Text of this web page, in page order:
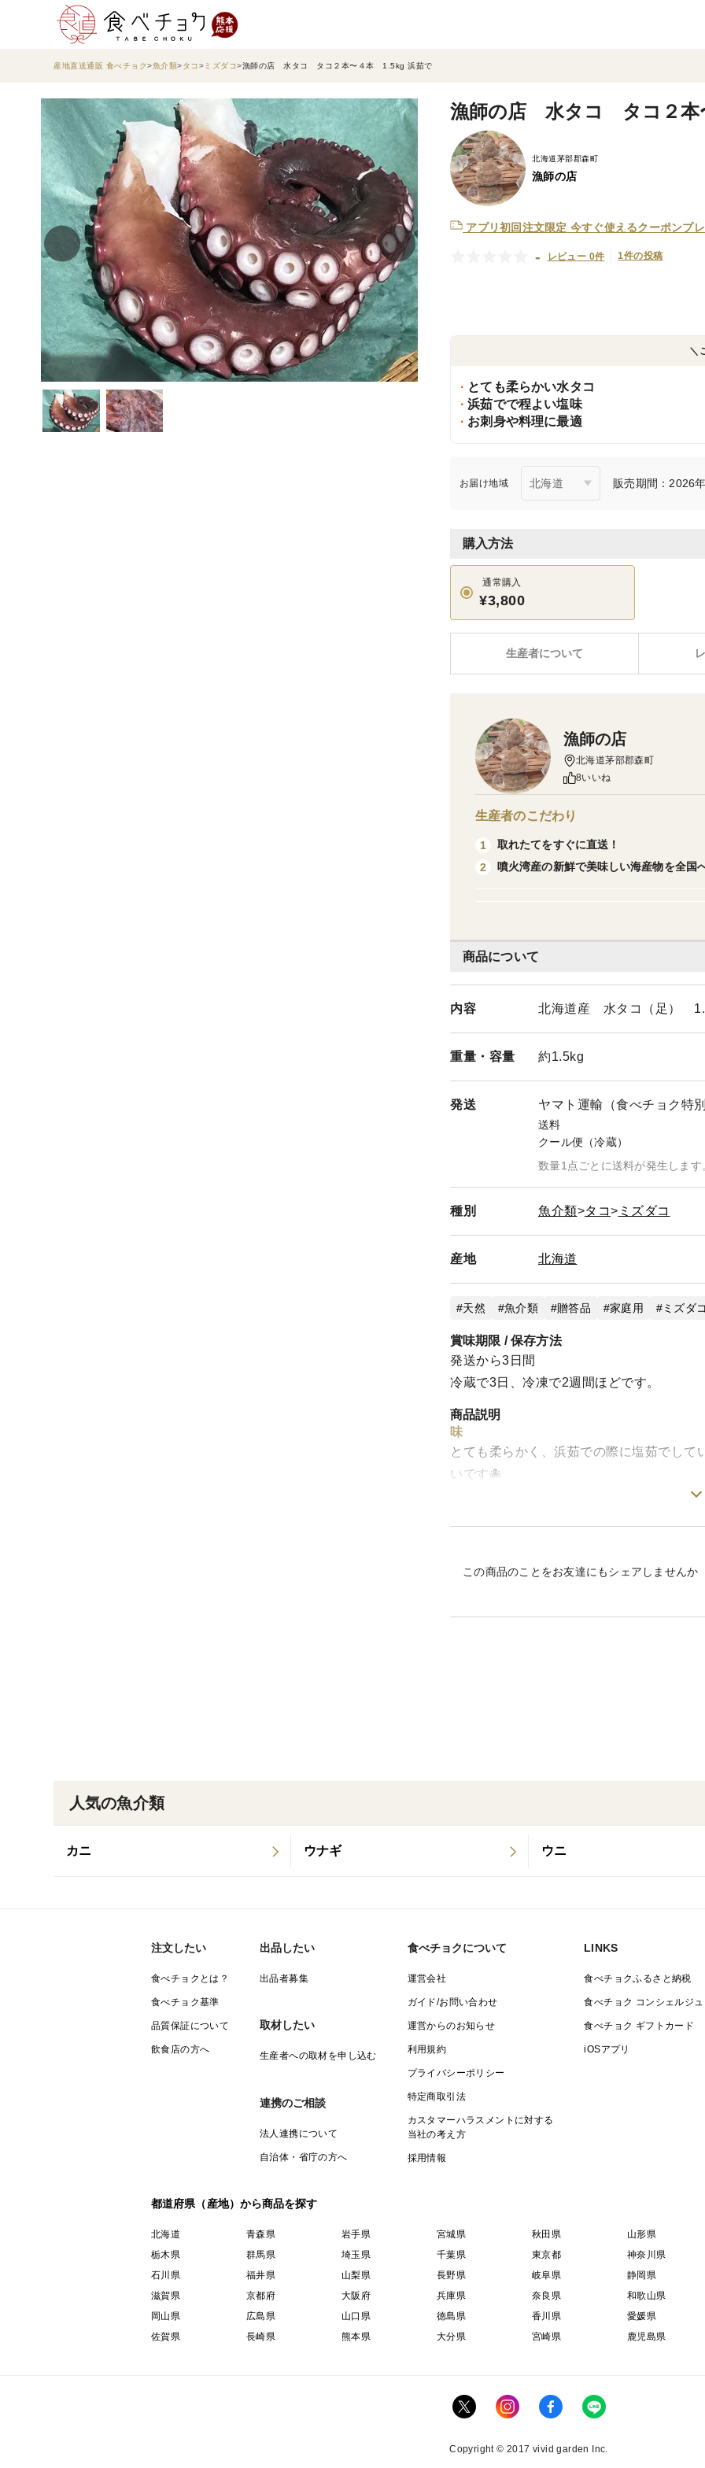
産地直送通販 食べチョク 魚介類 タコ ミズダコ 漁師の店 水タコ タコ２本〜４本 1.5kg 浜茹で
漁師の店 水タコ タコ２本
北海道茅部郡森町
漁師の店
アプリ初回注文限定 今すぐ使えるクーポンプ
- レビュー 0件 1件の投稿
＼
とても柔らかい水タコ
浜茹でで程よい塩味
お刺身や料理に最適
お届け地域 販売期間：2026
購入方法
通常購入
¥3,800
生産者について
商品について
内容 北海道産 水タコ（足）
重量・ 容量 約1.5kg
発送 ヤマト運輸（食べチョク特
送料
クール便（冷蔵）
数量1点ごとに送料が発生します
種別 魚介類 タコ ミズダコ
産地 北海道
天然 魚介類 贈答品 家庭用 ミズダ
賞味期限 / 保存方法
発送から3日間
冷蔵で3日、冷凍で2週間ほどです。
商品説明
味
とても柔らかく、浜茹での際に塩茹でし
いです🐙
この商品のことをお友達にもシェアしませんか
漁師の店
北海道茅部郡森町
8いいね
生産者のこだわり
1
取れたてをすぐに直送！
2
噴火湾産の新鮮で美味しい海産物を全国
人気の魚介類
カニ ウナギ ウニ
注文したい
食べチョクとは？
食べチョク基準
品質保証について
飲食店の方へ
出品したい
出品者募集
取材したい
生産者への取材を申し込む
連携のご相談
法人連携について
自治体・省庁の方へ
食べチョクについて
運営会社
ガイド/お問い合わせ
運営からのお知らせ
利用規約
プライバシーポリシー
特定商取引法
カスタマーハラスメントに対する
当社の考え方
採用情報
LINKS
食べチョクふるさと納税
食べチョク コンシェルジュ
食べチョク ギフトカード
iOSアプリ
都道府県（産地）から商品を探す
北海道 青森県 岩手県 宮城県 秋田県
山形県
栃木県
群馬県 埼玉県 千葉県 東京都
神奈川県
石川県
福井県 山梨県 長野県 岐阜県
静岡県
滋賀県
京都府 大阪府 兵庫県 奈良県
和歌山県
岡山県
広島県 山口県 徳島県 香川県
愛媛県
佐賀県
長崎県 熊本県 大分県 宮崎県 鹿児島県
Copyright © 2017 vivid garden Inc.